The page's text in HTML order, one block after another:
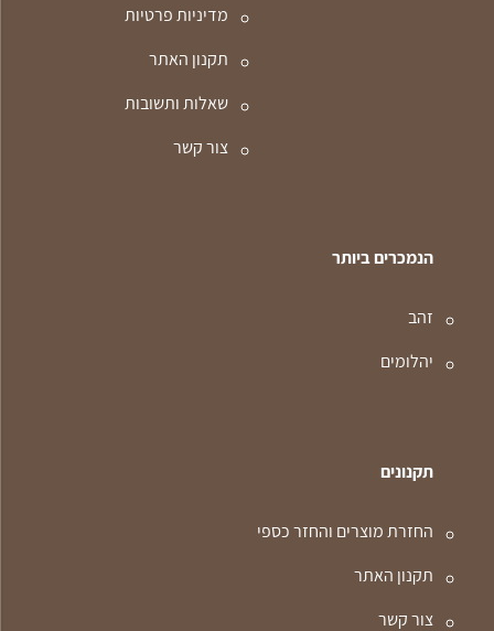
מדיניות פרטיות
תקנון האתר
שאלות ותשובות
צור קשר
הנמכרים ביותר
זהב
יהלומים
תקנונים
החזרת מוצרים והחזר כספי
תקנון האתר
צור קשר